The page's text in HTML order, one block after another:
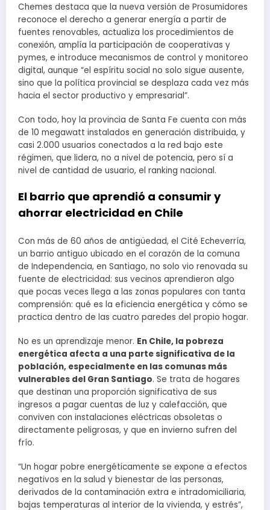
Chemes destaca que la nueva versión de Prosumidores
reconoce el derecho a generar energía a partir de
fuentes renovables, actualiza los procedimientos de
conexión, amplía la participación de cooperativas y
pymes, e introduce mecanismos de control y monitoreo
digital, aunque “el espíritu social no solo sigue ausente,
sino que la política provincial se desplaza cada vez más
hacia el sector productivo y empresarial”.
Con todo, hoy la provincia de Santa Fe cuenta con más
de 10 megawatt instalados en generación distribuida, y
casi 2.000 usuarios conectados a la red bajo este
régimen, que lidera, no a nivel de potencia, pero sí a
nivel de cantidad de usuario, el ranking nacional.
El barrio que aprendió a consumir y
ahorrar electricidad en Chile
Con más de 60 años de antigüedad, el Cité Echeverría,
un barrio antiguo ubicado en el corazón de la comuna
de Independencia, en Santiago, no solo vio renovada su
fuente de electricidad: sus vecinos aprendieron algo
que pocas veces llega a las zonas populares con tanta
comprensión: qué es la eficiencia energética y cómo se
practica dentro de las cuatro paredes del propio hogar.
No es un aprendizaje menor. En Chile, la pobreza
energética afecta a una parte significativa de la
población, especialmente en las comunas más
vulnerables del Gran Santiago. Se trata de hogares
que destinan una proporción significativa de sus
ingresos a pagar cuentas de luz y calefacción, que
conviven con instalaciones eléctricas obsoletas o
directamente peligrosas, y que en invierno sufren del
frío.
“Un hogar pobre energéticamente se expone a efectos
negativos en la salud y bienestar de las personas,
derivados de la contaminación extra e intradomiciliaria,
bajas temperaturas al interior de la vivienda, y estrés”,